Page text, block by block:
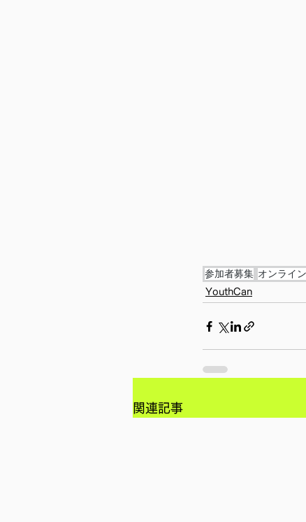
参加者募集 オンライン
YouthCan
関連記事